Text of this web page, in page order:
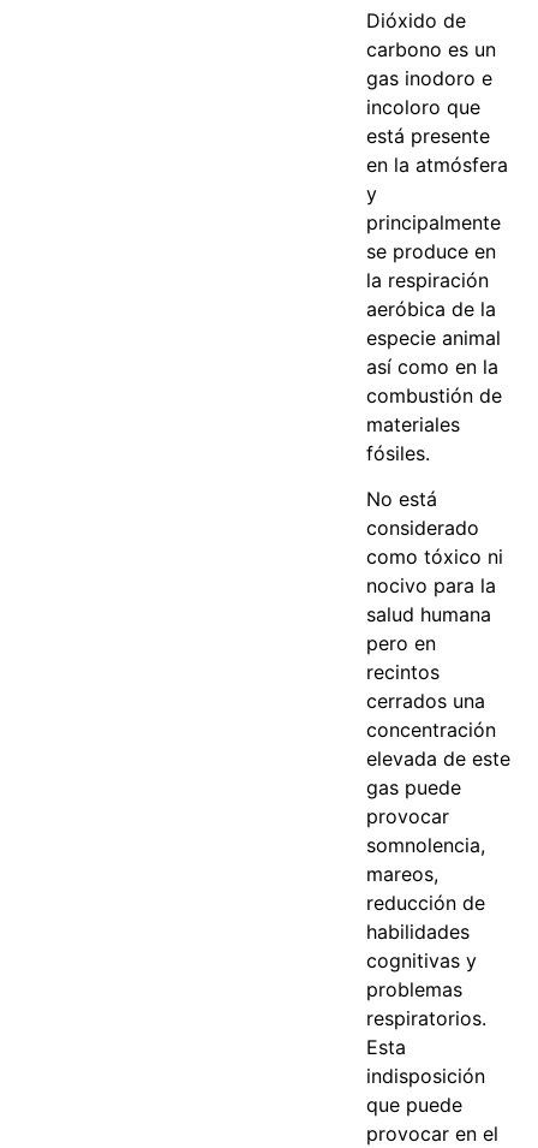
Dióxido de
carbono es un
gas inodoro e
incoloro que
está presente
en la atmósfera
y
principalmente
se produce en
la respiración
aeróbica de la
especie animal
así como en la
combustión de
materiales
fósiles.
No está
considerado
como tóxico ni
nocivo para la
salud humana
pero en
recintos
cerrados una
concentración
elevada de este
gas puede
provocar
somnolencia,
mareos,
reducción de
habilidades
cognitivas y
problemas
respiratorios.
Esta
indisposición
que puede
provocar en el